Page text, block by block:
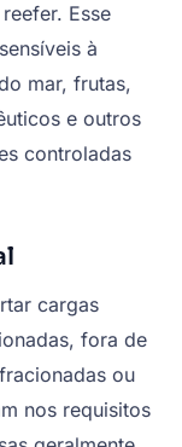
Esse
à
mar, frutas,
e outros
controladas
cargas
fora de
ou
nos requisitos